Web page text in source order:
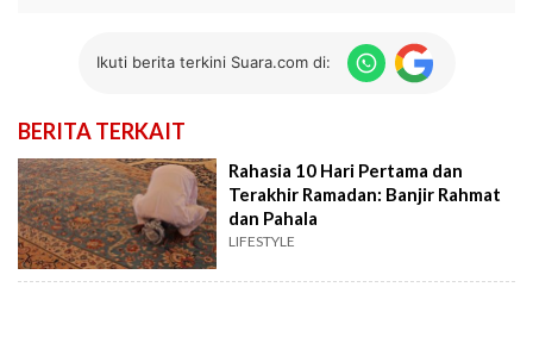
Ikuti berita terkini Suara.com di:
BERITA TERKAIT
Rahasia 10 Hari Pertama dan
Terakhir Ramadan: Banjir Rahmat
dan Pahala
LIFESTYLE